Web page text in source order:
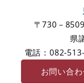
〒730－8509
県
電話：082-
お問い合